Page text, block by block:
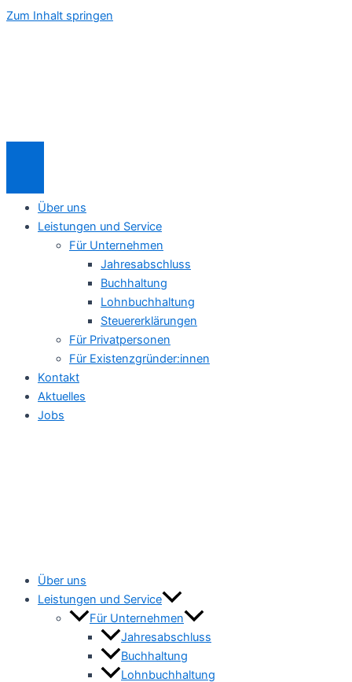
Zum Inhalt springen
Über uns
Leistungen und Service
Für Unternehmen
Jahresabschluss
Buchhaltung
Lohnbuchhaltung
Steuererklärungen
Für Privatpersonen
Für Existenzgründer:innen
Kontakt
Aktuelles
Jobs
Über uns
Leistungen und Service
Für Unternehmen
Jahresabschluss
Buchhaltung
Lohnbuchhaltung